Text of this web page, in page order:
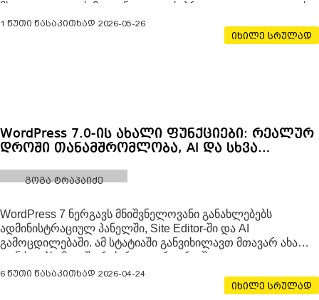
მხოლოდ კოდის მცოდნე ელიტის პრივილეგია იყო. დღეს,
23 წლის შემდეგ, WordPress აღარ არის უბრალოდ
1 წუთი წასაკითხად 2026-05-26
იხილე სრულად
WordPress 7.0-ის ახალი ფუნქციები: რეალურ
დროში თანამშრომლობა, AI და სხვა…
გოგა ტრაპაიძე
WordPress 7 ნერგავს მნიშვნელოვანი განახლებებს
ადმინისტრაციულ პანელში, Site Editor-ში და AI
გამოცდილებაში. ამ სტატიაში განვიხილავთ მთავარ ახალ
ფუნქციებს, მათ შორის რეალურ დროში
თანამშრომლობას(Real Time Collaboration),
გაუმჯობესებულ რევიზიებს, ახალ ბლოკებს, რედაქტორის
6 წუთი წასაკითხად 2026-04-24
იხილე სრულად